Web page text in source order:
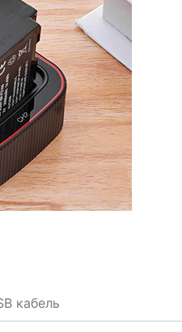
кабель